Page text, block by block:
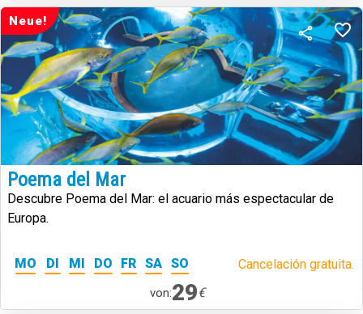
Neue!
Poema del Mar
Descubre Poema del Mar: el acuario más espectacular de
Europa.
MO DI MI DO FR SA SO Cancelación gratuita.
von:29€